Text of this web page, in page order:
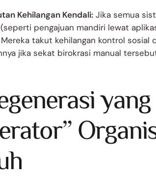
Kehilangan Kendali: Jika semua
pengajuan mandiri lewat
Mereka takut kehilangan kontrol
jika sekat birokrasi manual